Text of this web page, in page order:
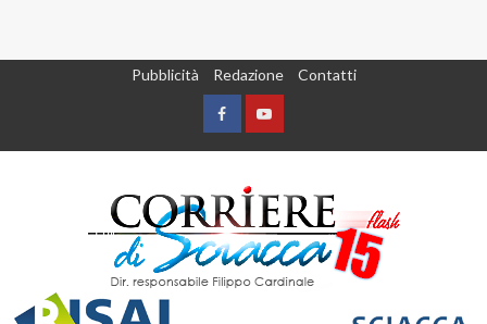
Pubblicità Redazione Contatti
FacebookYountube